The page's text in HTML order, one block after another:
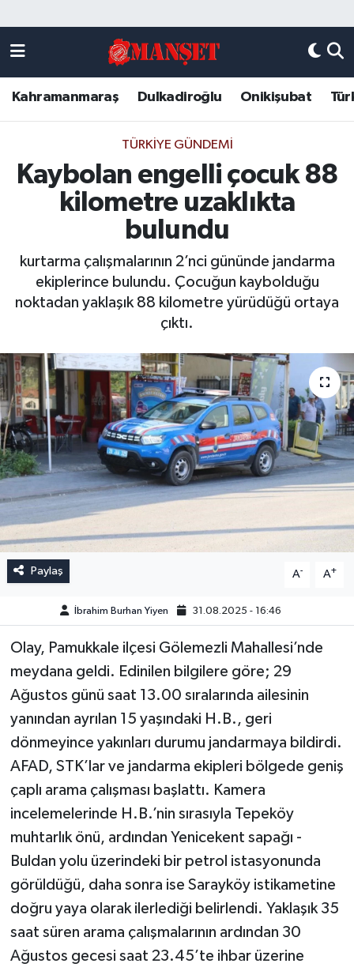
Kahramanmaraş Dulkadiroğlu Onikişubat
TÜRKIYE GÜNDEMI
Kaybolan engelli çocuk 88
kilometre uzaklıkta
bulundu
kurtarma çalışmalarının 2’nci gününde jandarma
ekiplerince bulundu. Çocuğun kaybolduğu
noktadan yaklaşık 88 kilometre yürüdüğü ortaya
çıktı.
Paylaş A- A+
İbrahim Burhan Yiyen 31.08.2025 - 16:46
Olay, Pamukkale ilçesi Gölemezli Mahallesi’nde
meydana geldi. Edinilen bilgilere göre; 29
Ağustos günü saat 13.00 sıralarında ailesinin
yanından ayrılan 15 yaşındaki H.B., geri
dönmeyince yakınları durumu jandarmaya bildirdi.
AFAD, STK’lar ve jandarma ekipleri bölgede geniş
çaplı arama çalışması başlattı. Kamera
incelemelerinde H.B.’nin sırasıyla Tepeköy
muhtarlık önü, ardından Yenicekent sapağı -
Buldan yolu üzerindeki bir petrol istasyonunda
görüldüğü, daha sonra ise Sarayköy istikametine
doğru yaya olarak ilerlediği belirlendi. Yaklaşık 35
saat süren arama çalışmalarının ardından 30
Ağustos gecesi saat 23.45’te ihbar üzerine
DULKADİROĞLU
KAHRAMANMARAŞ
ONİKİŞUBAT
Künye
Kahramanmaraş Nöbetçi Eczaneler
Kahramanmaraş Hava Durumu
Kahramanmaraş Trafik Yoğunluk Haritası
Süper Lig Puan Durumu ve Fikstür
Tüm Manşetler
Son Dakika Haberleri
Haber Arşivi